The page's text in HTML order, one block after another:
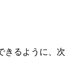
きるように、次